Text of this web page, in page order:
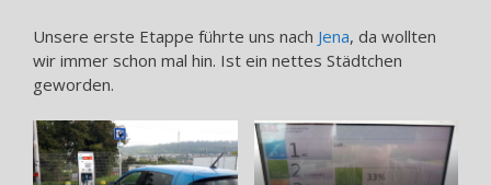
Unsere erste Etappe führte uns nach Jena, da wollten
wir immer schon mal hin. Ist ein nettes Städtchen
geworden.